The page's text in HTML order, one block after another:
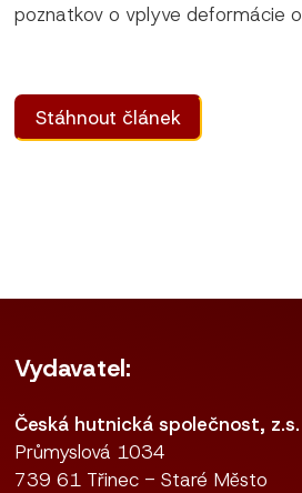
poznatkov o vplyve deformácie
Stáhnout článek
Vydavatel:
Česká hutnická společnost, z.s.
Průmyslová 1034
739 61 Třinec - Staré Město